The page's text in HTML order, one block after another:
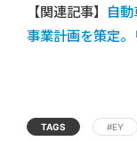
【関連記事】
自
事業計画を策定
TAGS #EY